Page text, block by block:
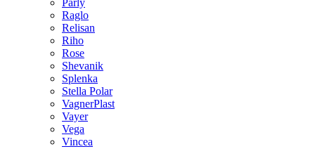
Raglo
Relisan
Riho
Rose
Shevanik
Splenka
Stella Polar
VagnerPlast
Vayer
Vega
Vincea